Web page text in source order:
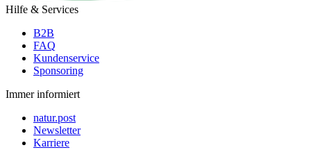
Hilfe & Services
B2B
FAQ
Kundenservice
Sponsoring
Immer informiert
natur.post
Newsletter
Karriere